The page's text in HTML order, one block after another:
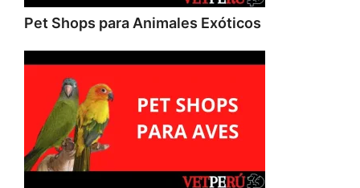
Pet Shops para Animales Exóticos